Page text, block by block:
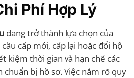
Phí Hợp Lý
đang trở thành lựa chọn của
cấp mới, cấp lại hoặc đổi hộ
kiệm thời gian và hạn chế các
bị hồ sơ. Việc nắm rõ quy